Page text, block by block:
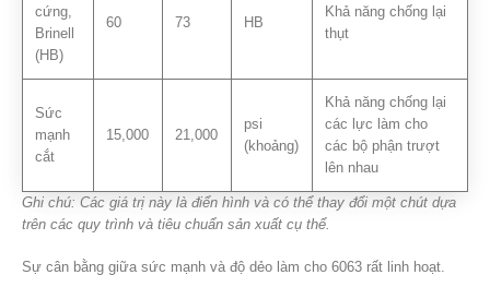
cứng,
Brinell
(HB)
60 73 HB
Khả năng chống lại
thụt
Sức
mạnh
cắt
15,000 21,000
psi
(khoảng)
Khả năng chống lại
các lực làm cho
các bộ phận trượt
lên nhau
Ghi chú: Các giá trị này là điển hình và có thể thay đổi một chút dựa
trên các quy trình và tiêu chuẩn sản xuất cụ thể.
Sự cân bằng giữa sức mạnh và độ dẻo làm cho 6063 rất linh hoạt.